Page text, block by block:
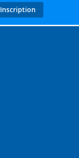
Inscription